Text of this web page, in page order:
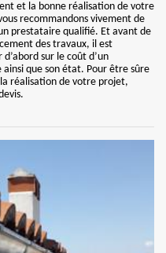
et la bonne réalisation de votre
recommandons vivement de
prestataire qualifié. Et avant de
des travaux, il est
sur le coût d’un
que son état. Pour être sûre
réalisation de votre projet,